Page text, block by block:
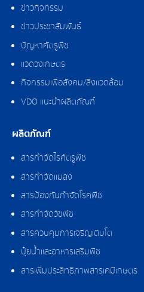
ข่าวกิจกรรม
ข่าวประชาสัมพันธ์
ปัญหาศัตรูพืช
แวดวงเกษตร
กิจกรรมเพื่อสังคม/สิ่งแวดล้อม
VDO แนะนำผลิตภัณฑ์
ผลิตภัณฑ์
สารกำจัดไรศัตรูพืช
สารกำจัดแมลง
สารป้องกันกำจัดโรคพืช
สารกำจัดวัชพืช
สารควบคุมการเจริญเติบโต
ปุ๋ยน้ำและอาหารเสริมพืช
สารเพิ่มประสิทธิภาพสารเคมีเกษตร